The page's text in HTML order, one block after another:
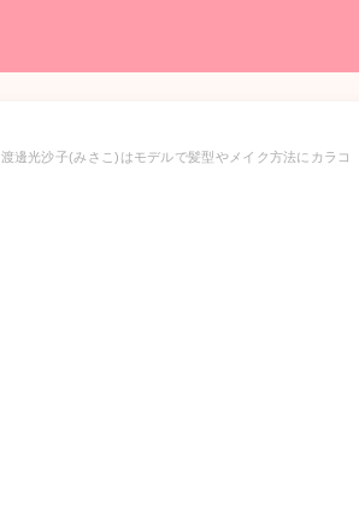
渡邊光沙子(みさこ)はモデルで髪型やメイク方法にカラコ